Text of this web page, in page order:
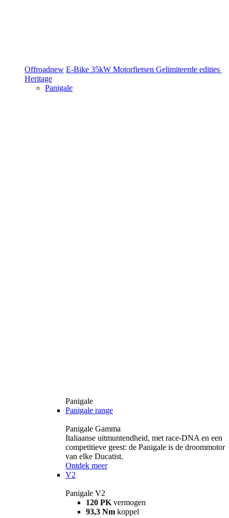
Offroadnew E-Bike 35kW Motorfietsen Gelimiteerde edities
Heritage
Panigale
Panigale
Panigale range
Panigale Gamma
Italiaanse uitmuntendheid, met race-DNA en een
competitieve geest: de Panigale is de droommotor
van elke Ducatist.
Ontdek meer
V2
Panigale V2
120 PK vermogen
93,3 Nm koppel